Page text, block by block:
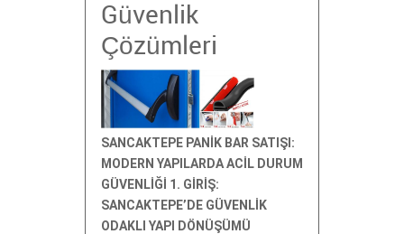
Güvenlik
Çözümleri
SANCAKTEPE PANİK BAR SATIŞI:
MODERN YAPILARDA ACİL DURUM
GÜVENLİĞİ 1. GİRİŞ:
SANCAKTEPE’DE GÜVENLİK
ODAKLI YAPI DÖNÜŞÜMÜ